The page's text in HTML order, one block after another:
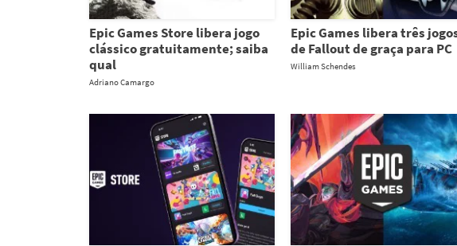
Epic Games Store libera jogo
clássico gratuitamente; saiba
qual
Adriano Camargo
Epic Games libera três
de Fallout de graça para PC
William Schendes